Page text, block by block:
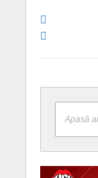
Apasă